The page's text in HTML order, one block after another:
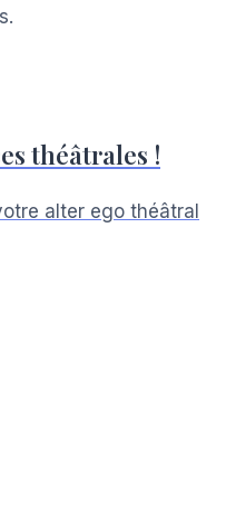
théâtrales !
alter ego théâtral